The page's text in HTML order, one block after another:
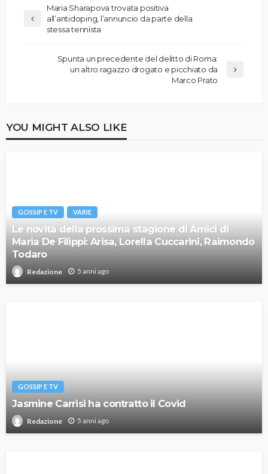
Maria Sharapova trovata positiva
all’antidoping, l’annuncio da parte della
stessa tennista
Spunta un precedente del delitto di Roma:
un altro ragazzo drogato e picchiato da
Marco Prato
YOU MIGHT ALSO LIKE
GOSSIP E TV VARIE
Le novità della prossima stagione di Amici di
Maria De Filippi: Arisa, Lorella Cuccarini, Raimondo
Todaro
Redazione 5 anni ago
GOSSIP E TV
Jasmine Carrisi ha contratto il Covid
Redazione 5 anni ago